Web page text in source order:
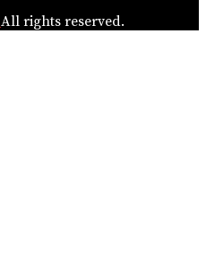
All rights reserved.